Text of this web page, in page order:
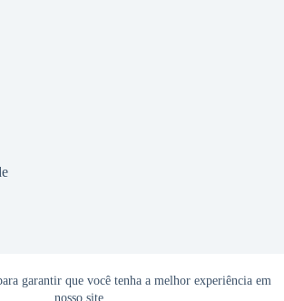
garantir que você tenha a melhor experiência em
nosso site.